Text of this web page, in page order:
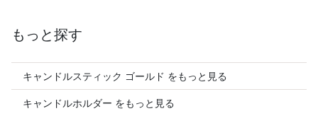
もっと探す
キャンドルスティック ゴールド をもっと見る
キャンドルホルダー をもっと見る